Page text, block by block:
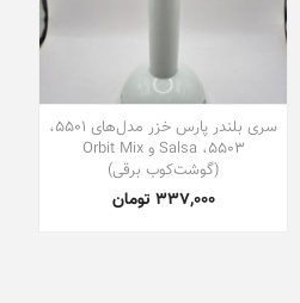
سری بلندر پارس خزر مدل‌های 5501،
5503، Salsa و Orbit Mix
(گوشت‌کوب برقی)
337,000 تومان